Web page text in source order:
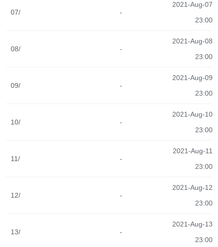
07/ -
2021-Aug-07
23:00
08/ -
2021-Aug-08
23:00
09/ -
2021-Aug-09
23:00
10/ -
2021-Aug-10
23:00
11/ -
2021-Aug-11
23:00
12/ -
2021-Aug-12
23:00
13/ -
2021-Aug-13
23:00